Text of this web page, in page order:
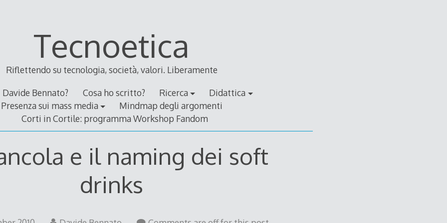
Tecnoetica
Riflettendo su tecnologia, società, valori. Liberamente
Davide Bennato? Cosa ho scritto? Ricerca
Didattica
Presenza sui mass media
Mindmap degli argomenti
Corti in Cortile: programma Workshop Fandom
e il naming dei soft
drinks